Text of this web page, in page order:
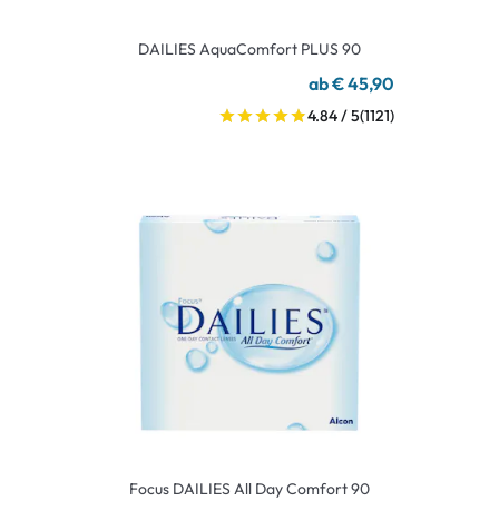
DAILIES AquaComfort PLUS 90
ab € 45,90
4.84 / 5(1121)
Focus DAILIES All Day Comfort 90